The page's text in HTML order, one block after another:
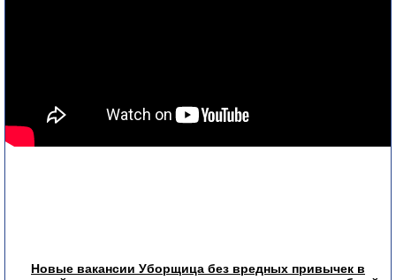
Новые вакансии Уборщица без вредных привычек в